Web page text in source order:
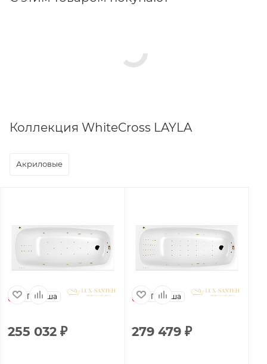
Коллекция WhiteCross LAYLA
Акриловые
Польша
255 032 ₽
Польша
279 479 ₽